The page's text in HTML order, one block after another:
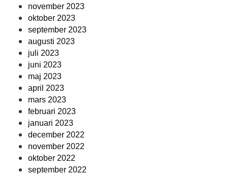
november 2023
oktober 2023
september 2023
augusti 2023
juli 2023
juni 2023
maj 2023
april 2023
mars 2023
februari 2023
januari 2023
december 2022
november 2022
oktober 2022
september 2022